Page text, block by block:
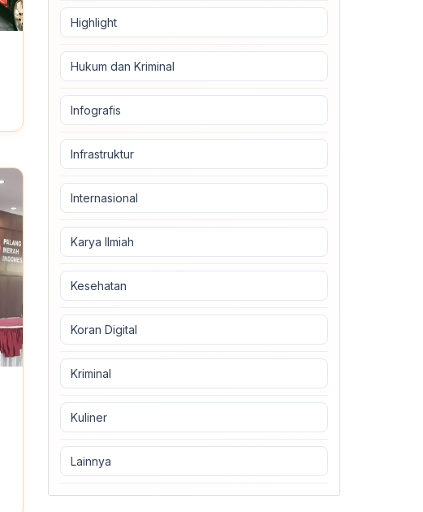
Highlight
Hukum dan Kriminal
Infografis
Infrastruktur
Internasional
Karya Ilmiah
Kesehatan
Koran Digital
Kriminal
Kuliner
Lainnya